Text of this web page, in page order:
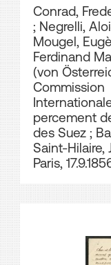
Conrad,
; Negrelli,
Mougel,
Ferdinand
(von
Commission
percement
des Suez;
Saint-Hilaire,
Paris,